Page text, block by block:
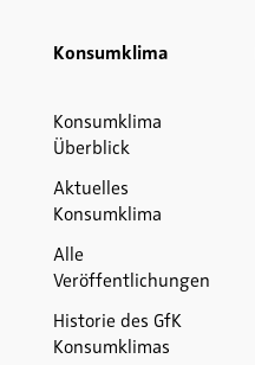
Konsumklima
Konsumklima
Überblick
Aktuelles
Konsumklima
Alle
Veröffentlichungen
Historie des GfK
Konsumklimas